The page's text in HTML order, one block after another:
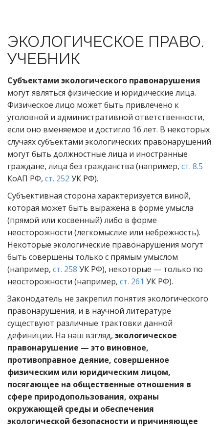
ЭКОЛОГИЧЕСКОЕ ПРАВО.
УЧЕБНИК
Субъектами экологического правонарушения
могут являться физические и юридические лица.
Физическое лицо может быть привлечено к
уголовной и административной ответственности,
если оно вменяемое и достигло 16 лет. В некоторых
случаях субъектами экологических правонарушений
могут быть должностные лица и иностранные
граждане, лица без гражданства (например, ст. 8.5
КоАП РФ, ст. 252 УК РФ).
Субъективная сторона характеризуется виной,
которая может быть выражена в форме умысла
(прямой или косвенный) либо в форме
неосторожности (легкомыслие или небрежность).
Некоторые экологические правонарушения могут
быть совершены только с прямым умыслом
(например, ст. 258 УК РФ), некоторые — только по
неосторожности (например, ст. 261 УК РФ).
Законодатель не закрепил понятия экологического
правонарушения, и в научной литературе
существуют различные трактовки данной
дефиниции. На наш взгляд, экологическое
правонарушение — это виновное,
противоправное деяние, совершенное
физическим или юридическим лицом,
посягающее на общественные отношения в
сфере природопользования, охраны
окружающей среды и обеспечения
экологической безопасности и причиняющее